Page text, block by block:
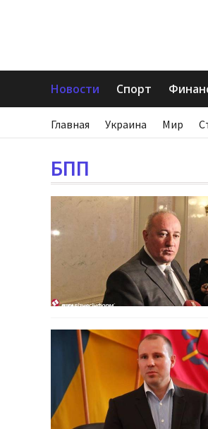
Новости Спорт
Главная Украина Мир
БПП